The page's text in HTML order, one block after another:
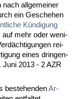
nach all­ge­mei­ner
ein Ge­sche­hen
Kündi­gung
auf mehr oder we­ni­
rei­
ei­nes drin­gen­
2013 - 2 AZR
be­ste­hen­denAr­